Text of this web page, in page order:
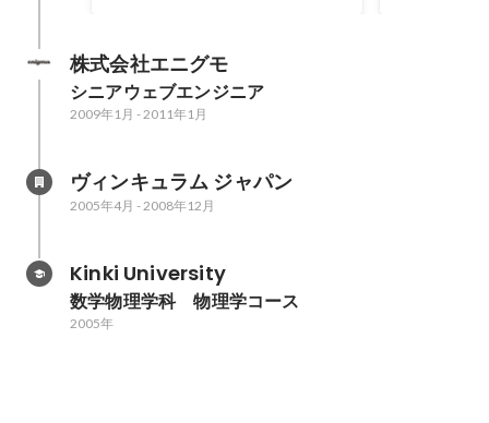
株式会社エニグモ
シニアウェブエンジニア
2009年1月 -2011年1月
ヴィンキュラム ジャパン
2005年4月 -2008年12月
Kinki University
数学物理学科　物理学コース
2005年